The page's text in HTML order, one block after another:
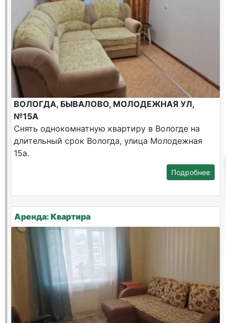
ВОЛОГДА, БЫВАЛОВО, МОЛОДЕЖНАЯ УЛ,
№15А
Снять однокомнатную квартиру в Вологде на
длительный срок Вологда, улица Молодежная
15а.
Подробнее
Аренда: Квартира